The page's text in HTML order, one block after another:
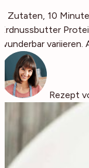
5 Zutaten, 10
Erdnussbutter
wunderbar
Rezept